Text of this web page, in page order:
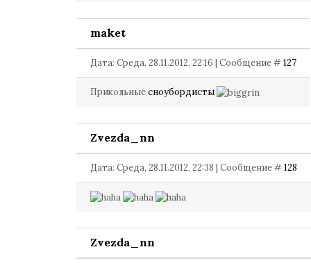
maket
Дата: Среда, 28.11.2012, 22:16 | Сообщение #127
Прикольныесноубордисты
Zvezda_nn
Дата: Среда, 28.11.2012, 22:38 | Сообщение #128
Zvezda_nn